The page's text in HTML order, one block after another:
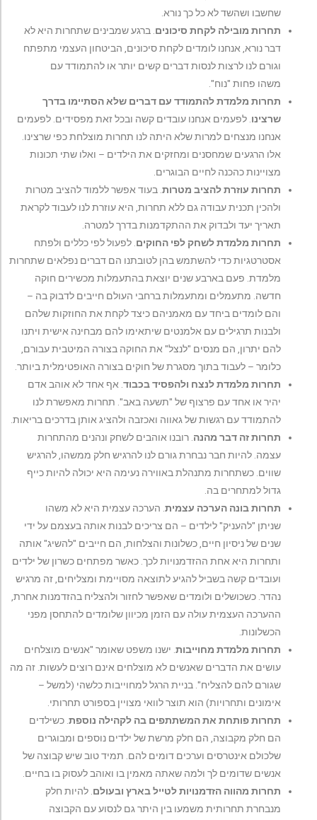
שחשבו ושהשד לא כל כך נורא.
תחרות מובילה לקחת סיכונים . ברגע שמבינים שתחרות היא לא
דבר נורא, אנחנו לומדים לקחת סיכונים, הביטחון העצמי מתפתח
וגורם לנו לרצות לנסות דברים קשים יותר או להתמודד עם
משהו פחות "נוח".
תחרות מלמדת להתמודד עם דברים שלא הסתיימו בדרך
שרצינו . לפעמים אנחנו עובדים קשה ובכל זאת מפסידים. לפעמים
אנחנו מנצחים למרות שלא היתה לנו תחרות מוצלחת כפי שרצינו.
אלו הרגעים שמחסנים ומחזקים את הילדים – ואלו שתי תכונות
מצויינות כהכנה לחיים הבוגרים.
תחרות עוזרת להציב מטרות . בעוד אפשר ללמוד להציב מטרות
ולהכין תכנית עבודה גם ללא תחרות, היא עוזרת לנו לעבוד לקראת
תאריך יעד ולבדוק את ההתקדמנות בדרך למטרה.
תחרות מלמדת לשחק לפי החוקים . לפעול לפי כללים ולפתח
אסטרטגיות כדי להשתמש בהן לטובתנו הם דברים נפלאים שתחרות
מלמדת. פעם בארבע שנים יוצאת בהתעמלות מכשירים חוקה
חדשה. מתעמלים ומתעמלות ברחבי העולם חייבים לדבוק בה –
והם לומדים ביחד עם מאמניהם כיצד לקחת את החוזקות שלהם
ולבנות תרגילים עם אלמנטים שיתאימו להם מבחינה אישית ויתנו
להם יתרון, הם מנסים "לנצל" את החוקה בצורה המיטבית עבורם,
כלומר – לעבוד בתוך מסגרת של חוקים בצורה האופטימלית ביותר.
תחרות מלמדת לנצח ולהפסיד בכבוד . אף אחד לא אוהב אדם
יהיר או אחד עם פרצוף של "תשעה באב". תחרות מאפשרת לנו
להתמודד עם רגשות של גאווה ואכזבה ולהציג אותן בדרכים בריאות.
תחרות זה דבר מהנה . רובנו אוהבים לשחק ונהנים מהתחרות
עצמה. להיות חבר נבחרת גורם לנו להרגיש חלק ממשהו, להרגיש
שווים. כשתחרות מתנהלת באווירה נעימה היא יכולה להיות כייף
גדול למתחרים בה.
תחרות בונה הערכה עצמית . הערכה עצמית היא לא משהו
שניתן "להעניק" לילדים – הם צריכים לבנות אותה בעצמם על ידי
שנים של ניסיון חיים, כשלונות והצלחות, הם חייבים "להשיג" אותה
ותחרות היא אחת ההזדמנויות לכך. כאשר מפתחים כשרון של ילדים
ועובדים קשה בשביל להגיע לתוצאה מסויימת ומצליחים, זה מרגיש
נהדר. כשכושלים ולומדים שאפשר לחזור ולהצליח בהזדמנות אחרת,
ההערכה העצמית עולה עם הזמן מכיוון שלומדים להתחסן מפני
הכשלונות.
תחרות מלמדת מחוייבות . ישנו משפט שאומר "אנשים מוצלחים
עושים את הדברים שאנשים לא מוצלחים אינם רוצים לעשות. זה מה
שגורם להם להצליח". בניית הרגל למחוייבות כלשהי (למשל –
אימונים ותחרויות) הוא תוצר לוואי מצויין בספורט תחרותי.
תחרות פותחת את המשתתפים בה לקהילה נוספת . כשילדים
הם חלק מקבוצה, הם חלק מרשת של ילדים נוספים ומבוגרים
שלכולם אינטרסים וערכים דומים להם. תמיד טוב שיש קבוצה של
אנשים שדומים לך ולמה שאתה מאמין בו ואוהב לעסוק בו בחיים.
תחרות מהווה הזדמנויות לטייל בארץ ובעולם . להיות חלק
מנבחרת תחרותית משמעו בין היתר גם לנסוע עם הקבוצה